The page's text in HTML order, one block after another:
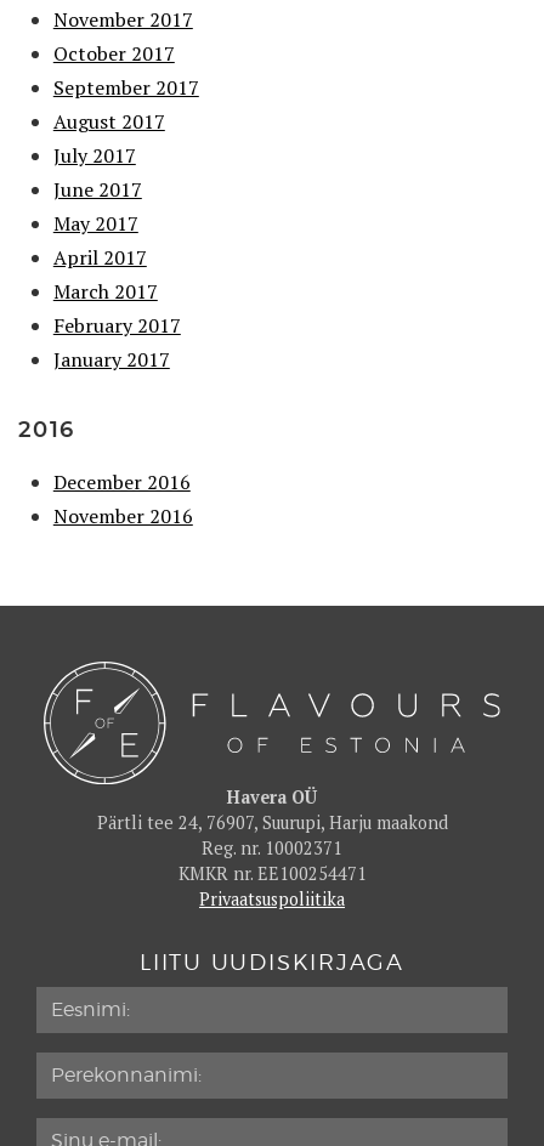
November 2017
October 2017
September 2017
August 2017
July 2017
June 2017
May 2017
April 2017
March 2017
February 2017
January 2017
2016
December 2016
November 2016
Havera OÜ
Pärtli tee 24, 76907, Suurupi, Harju maakond
Reg. nr. 10002371
KMKR nr. EE100254471
Privaatsuspoliitika
LIITU UUDISKIRJAGA